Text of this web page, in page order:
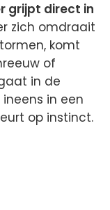
grijpt direct in
zich omdraait
komt
of
in de
in een
op instinct.